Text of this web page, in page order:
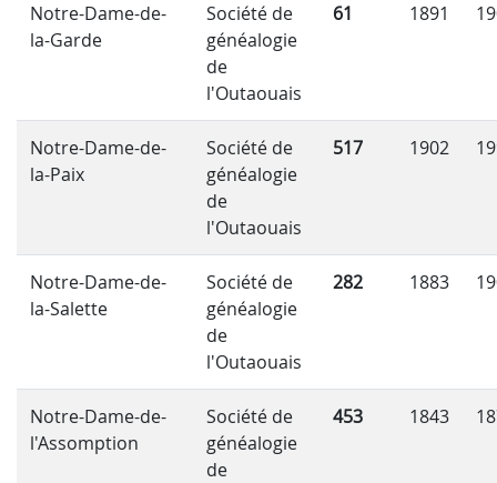
Notre-Dame-de-
la-Garde
Société de
généalogie
de
l'Outaouais
61 1891
Notre-Dame-de-
la-Paix
Société de
généalogie
de
l'Outaouais
517 1902
Notre-Dame-de-
la-Salette
Société de
généalogie
de
l'Outaouais
282 1883
Notre-Dame-de-
l'Assomption
Société de
généalogie
de
453 1843